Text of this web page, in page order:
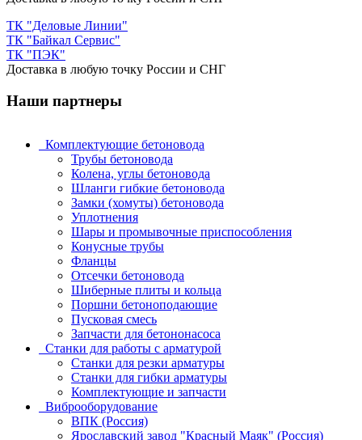
ТК "Деловые Линии"
ТК "Байкал Сервис"
ТК "ПЭК"
Доставка в любую точку России и СНГ
Наши партнеры
Комплектующие бетоновода
Трубы бетоновода
Колена, углы бетоновода
Шланги гибкие бетоновода
Замки (хомуты) бетоновода
Уплотнения
Шары и промывочные приспособления
Конусные трубы
Фланцы
Отсечки бетоновода
Шиберные плиты и кольца
Поршни бетоноподающие
Пусковая смесь
Запчасти для бетононасоса
Станки для работы с арматурой
Станки для резки арматуры
Станки для гибки арматуры
Комплектующие и запчасти
Виброоборудование
ВПК (Россия)
Ярославский завод "Красный Маяк" (Россия)